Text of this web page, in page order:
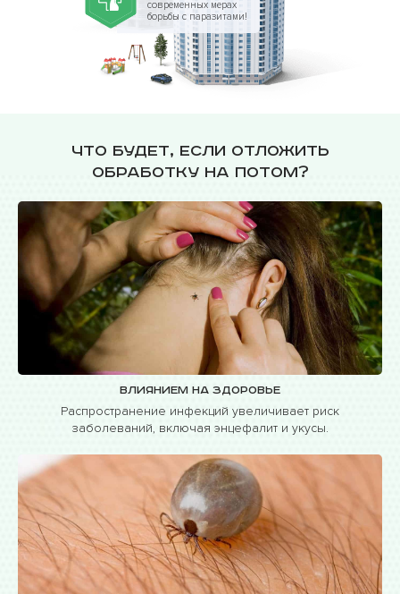
современных мерах
борьбы с паразитами!
Что будет, если отложить
обработку на потом?
Влиянием на здоровье
Распространение инфекций увеличивает риск
заболеваний, включая энцефалит и укусы.